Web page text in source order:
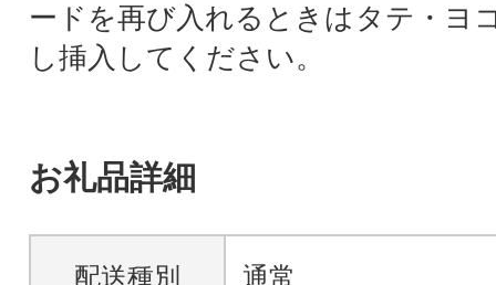
ードを再び入れるときはタテ・ヨ
し挿入してください。
お礼品詳細
配送種別 通常